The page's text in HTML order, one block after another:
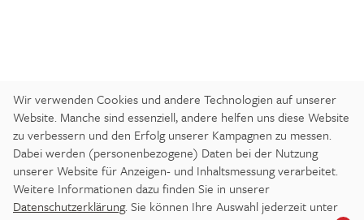
ANREISE IMPRESSUM
DATENSCHUTZ
BARRIEREFREIHEITSERKLÄRUNG
DATENSCHUTZ-EINSTELLUNGEN
JOBS PRESSE
Wir verwenden Cookies und andere Technologien auf unserer
Website. Manche sind essenziell, andere helfen uns diese Website
zu verbessern und den Erfolg unserer Kampagnen zu messen.
Dabei werden (personenbezogene) Daten bei der Nutzung
unserer Website für Anzeigen- und Inhaltsmessung verarbeitet.
Weitere Informationen dazu finden Sie in unserer
Datenschutzerklärung. Sie können Ihre Auswahl jederzeit unter